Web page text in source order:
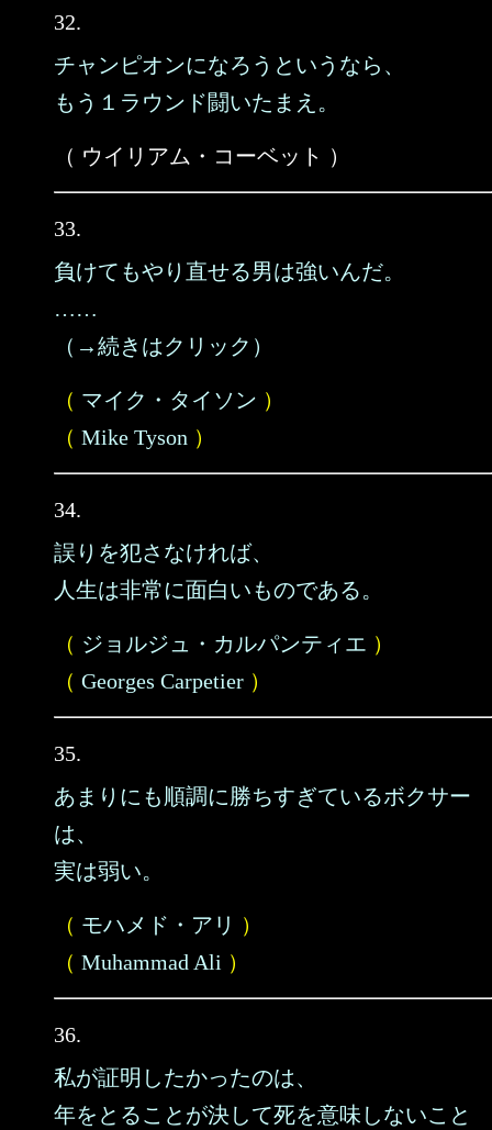
32.
チャンピオンになろうというなら、
もう１ラウンド闘いたまえ。
（ ウイリアム・コーベット ）
33.
負けてもやり直せる男は強いんだ。
……
（→続きはクリック）
（ マイク・タイソン ）
（ Mike Tyson ）
34.
誤りを犯さなければ、
人生は非常に面白いものである。
（ ジョルジュ・カルパンティエ ）
（ Georges Carpetier ）
35.
あまりにも順調に勝ちすぎているボクサー
は、
実は弱い。
（ モハメド・アリ ）
（ Muhammad Ali ）
36.
私が証明したかったのは、
年をとることが決して死を意味しないこと